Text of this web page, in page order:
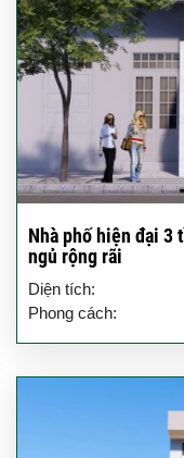
Nhà phố hiện đại 3
ngủ rộng rãi
Diện tích:
Phong cách: